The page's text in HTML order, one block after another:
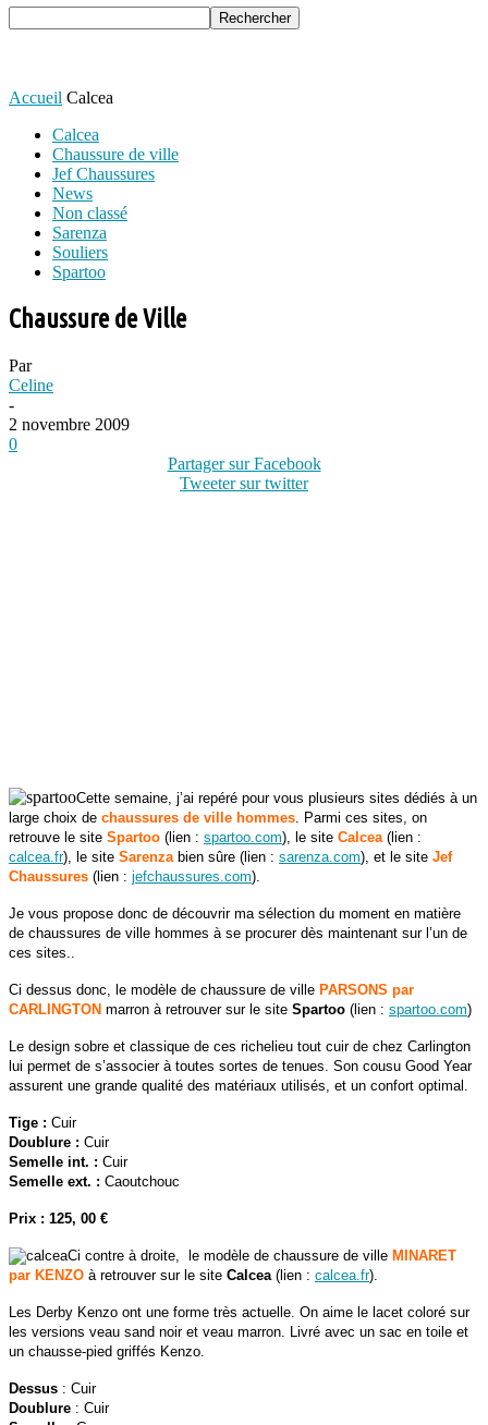
Accueil Calcea
Calcea
Chaussure de ville
Jef Chaussures
News
Non classé
Sarenza
Souliers
Spartoo
Chaussure de Ville
Par
Celine
-
2 novembre 2009
0
Partager sur Facebook
Tweeter sur twitter
Cette semaine, j’ai repéré pour vous plusieurs sites dédiés à un
large choix de chaussures de ville hommes. Parmi ces sites, on
retrouve le site Spartoo (lien : spartoo.com), le site Calcea(lien :
calcea.fr), le site Sarenzabien sûre (lien : sarenza.com), et le site Jef
Chaussures (lien : jefchaussures.com).
Je vous propose donc de découvrir ma sélection du moment en matière
de chaussures de ville hommes à se procurer dès maintenant sur l’un de
ces sites..
Ci dessus donc, le modèle de chaussure de ville PARSONS par
CARLINGTON marron à retrouver sur le site Spartoo (lien : spartoo.com)
Le design sobre et classique de ces richelieu tout cuir de chez Carlington
lui permet de s’associer à toutes sortes de tenues. Son cousu Good Year
assurent une grande qualité des matériaux utilisés, et un confort optimal.
Tige : Cuir
Doublure : Cuir
Semelle int. : Cuir
Semelle ext. : Caoutchouc
Prix : 125, 00 €
Ci contre à droite, le modèle de chaussure de ville MINARET
par KENZO à retrouver sur le site Calcea(lien : calcea.fr).
Les Derby Kenzo ont une forme très actuelle. On aime le lacet coloré sur
les versions veau sand noir et veau marron. Livré avec un sac en toile et
un chausse-pied griffés Kenzo.
Dessus : Cuir
Doublure : Cuir